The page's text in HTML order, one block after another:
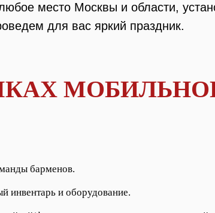
место Москвы и области,
для вас яркий праздник.
барменов.
инвентарь и оборудование.